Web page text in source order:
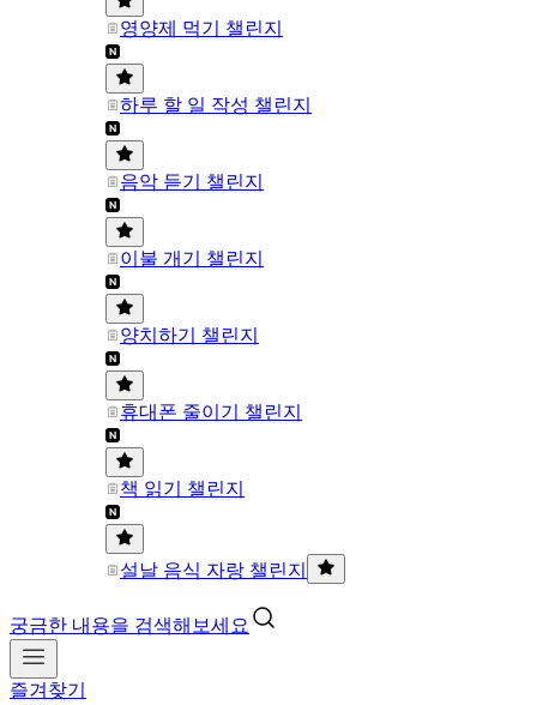
영양제 먹기 챌린지
하루 할 일 작성 챌린지
음악 듣기 챌린지
이불 개기 챌린지
양치하기 챌린지
휴대폰 줄이기 챌린지
책 읽기 챌린지
설날 음식 자랑 챌린지
궁금한 내용을 검색해보세요
즐겨찾기